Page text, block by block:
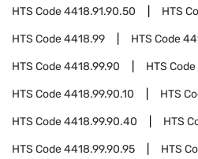
HTS Code4418.91.90.50 HTS
HTS Code4418.99 HTS Code
HTS Code4418.99.90 HTS Code
HTS Code4418.99.90.10 HTS
HTS Code4418.99.90.40 HTS
HTS Code4418.99.90.95 HTS